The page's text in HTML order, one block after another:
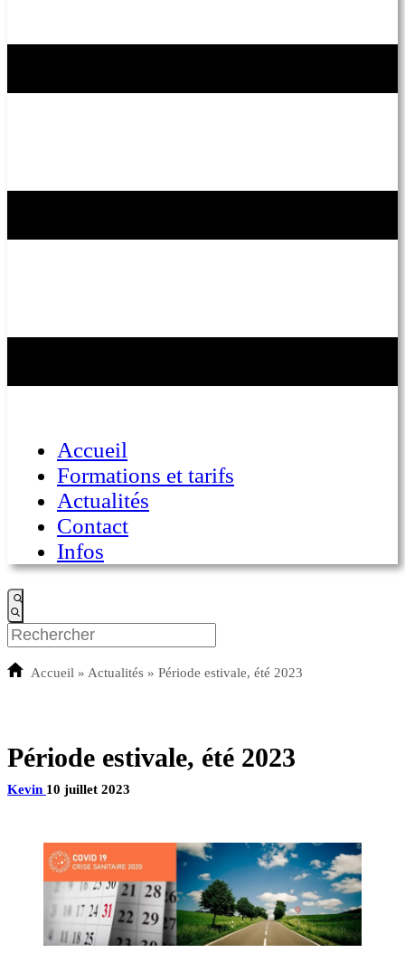
Accueil
Formations et tarifs
Actualités
Contact
Infos
Accueil » Actualités » Période estivale, été 2023
Période estivale, été 2023
Kevin 10 juillet 2023